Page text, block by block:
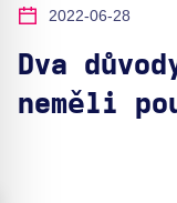
2022-06-28
Dva
neměli